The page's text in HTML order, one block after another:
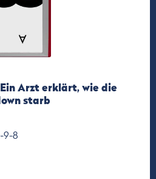
Arzt erklärt, wie die
starb
9-8